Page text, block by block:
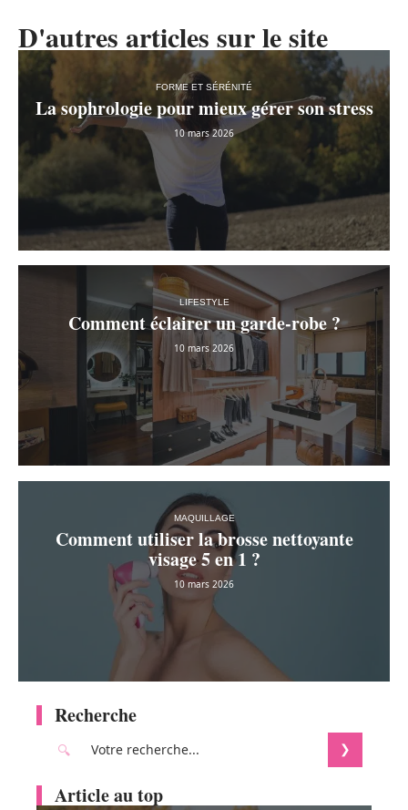
D'autres articles sur le site
FORME ET SÉRÉNITÉ
La sophrologie pour mieux gérer son stress
10 mars 2026
LIFESTYLE
Comment éclairer un garde-robe ?
10 mars 2026
MAQUILLAGE
Comment utiliser la brosse nettoyante
visage 5 en 1 ?
10 mars 2026
Recherche
Article au top